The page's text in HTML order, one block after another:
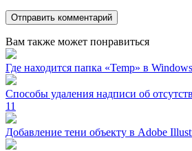
Вам также может понравиться
Где находится папка «Temp» в
Способы удаления надписи об
11
Добавление тени объекту в Adobe